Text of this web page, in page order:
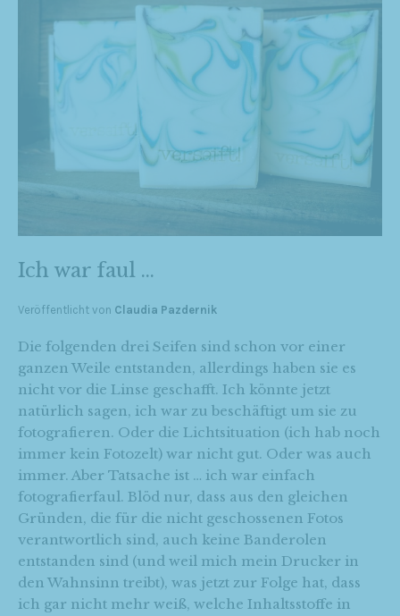
Ich war faul …
Veröffentlicht von Claudia Pazdernik
Die folgenden drei Seifen sind schon vor einer
ganzen Weile entstanden, allerdings haben sie es
nicht vor die Linse geschafft. Ich könnte jetzt
natürlich sagen, ich war zu beschäftigt um sie zu
fotografieren. Oder die Lichtsituation (ich hab noch
immer kein Fotozelt) war nicht gut. Oder was auch
immer. Aber Tatsache ist … ich war einfach
fotografierfaul. Blöd nur, dass aus den gleichen
Gründen, die für die nicht geschossenen Fotos
verantwortlich sind, auch keine Banderolen
entstanden sind (und weil mich mein Drucker in
den Wahnsinn treibt), was jetzt zur Folge hat, dass
ich gar nicht mehr weiß, welche Inhaltsstoffe in